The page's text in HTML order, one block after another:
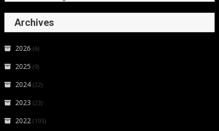
Archives
2026 (6)
2025 (9)
2024 (22)
2023 (23)
2022 (193)